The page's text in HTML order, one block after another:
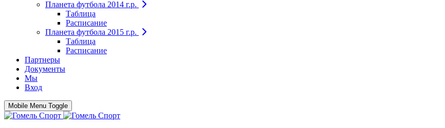
Планета футбола 2014 г.р.
Таблица
Расписание
Планета футбола 2015 г.р.
Таблица
Расписание
Партнеры
Документы
Мы
Вход
Mobile Menu Toggle